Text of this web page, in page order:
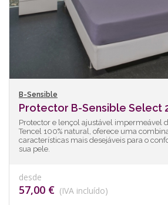
B-Sensible
Protector B-Sensible Select
Protector e lençol ajustável impermeável
Tencel 100% natural, oferece uma
características mais desejáveis para o
sua pele.
desde
57,00 € (IVA incluído)